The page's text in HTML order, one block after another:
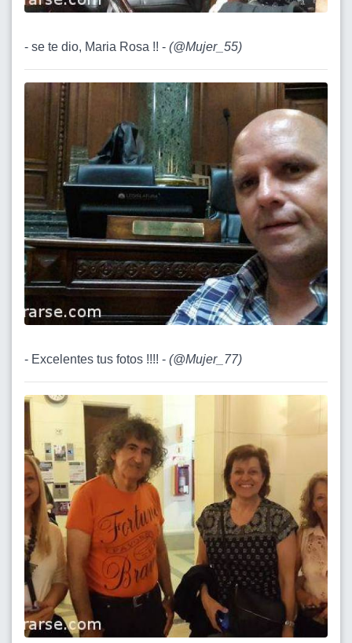
- se te dio, Maria Rosa !! - (@Mujer_55)
- Excelentes tus fotos !!!! - (@Mujer_77)